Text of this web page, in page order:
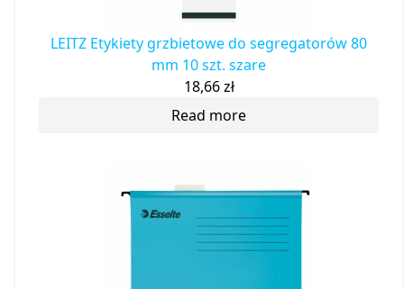
LEITZ Etykiety grzbietowe do segregatorów 80
mm 10 szt. szare
18,66zł
Read more